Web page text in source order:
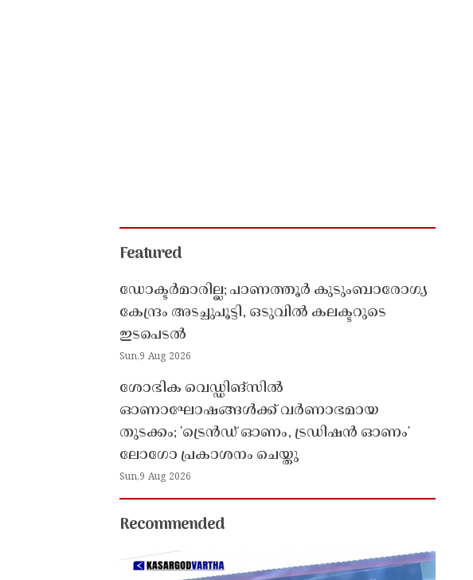
Featured
ഡോക്ടർമാരില്ല; പാണത്തൂർ കുടുംബാരോഗ്യ
കേന്ദ്രം അടച്ചുപൂട്ടി, ഒടുവിൽ കലക്ടറുടെ
ഇടപെടൽ
Sun,9 Aug 2026
ശോഭിക വെഡ്ഡിങ്സിൽ
ഓണാഘോഷങ്ങൾക്ക് വർണാഭമായ
തുടക്കം; 'ട്രെൻഡ് ഓണം, ട്രഡിഷൻ ഓണം'
ലോഗോ പ്രകാശനം ചെയ്തു
Sun,9 Aug 2026
Recommended